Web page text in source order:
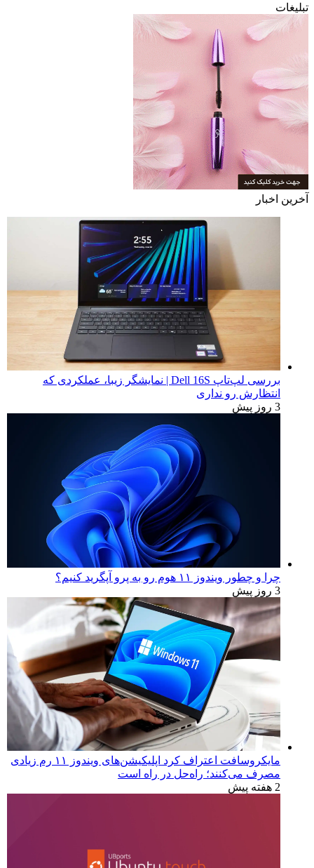
تبلیغات
آخرین اخبار
بررسی لپ‌تاپ Dell 16S | نمایشگر زیبا، عملکردی که
انتظارش رو نداری
3 روز پیش
چرا و چطور ویندوز ۱۱ هوم رو به پرو آپگرید کنیم؟
3 روز پیش
مایکروسافت اعتراف کرد اپلیکیشن‌های ویندوز ۱۱ رم زیادی
مصرف می‌کنند؛ راه‌حل در راه است
2 هفته پیش